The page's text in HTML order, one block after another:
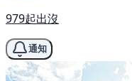
979起出沒
通知